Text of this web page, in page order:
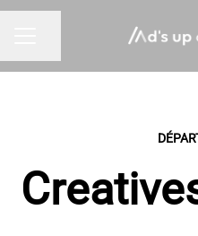
Partager la page